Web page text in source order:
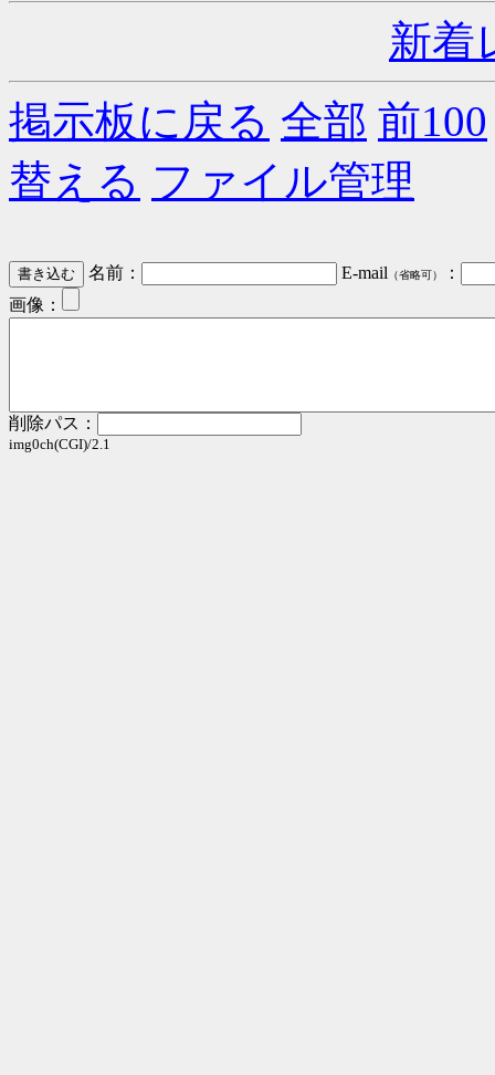
新着
掲示板に戻る 全部 前100
替える ファイル管理
名前： E-mail （省略可）
：
画像：
削除パス：
img0ch(CGI)/2.1